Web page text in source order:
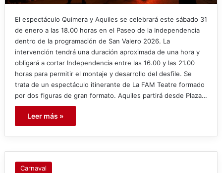
El espectáculo Quimera y Aquiles se celebrará este sábado 31
de enero a las 18.00 horas en el Paseo de la Independencia
dentro de la programación de San Valero 2026. La
intervención tendrá una duración aproximada de una hora y
obligará a cortar Independencia entre las 16.00 y las 21.00
horas para permitir el montaje y desarrollo del desfile. Se
trata de un espectáculo itinerante de La FAM Teatre formado
por dos figuras de gran formato. Aquiles partirá desde Plaza…
Leer más »
Carnaval